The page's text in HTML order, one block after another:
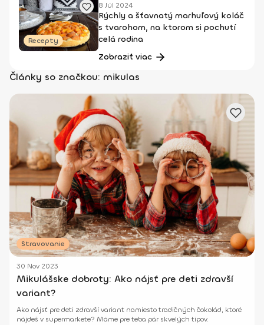
Recepty
8 Júl 2024
Rýchly a šťavnatý marhuľový koláč
s tvarohom, na ktorom si pochutí
celá rodina
Zobraziť viac
Články so značkou: mikulas
Stravovanie
30 Nov 2023
Mikulášske dobroty: Ako nájsť pre deti zdravší
variant?
Ako nájsť pre deti zdravší variant namiesto tradičných čokolád, ktoré
nájdeš v supermarkete? Máme pre teba pár skvelých tipov.